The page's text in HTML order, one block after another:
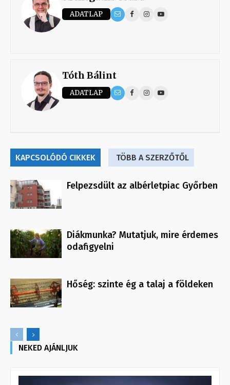
ADATLAP
Tóth Bálint
ADATLAP
KAPCSOLÓDÓ CIKKEK TÖBB A SZERZŐTŐL
Felpezsdült az albérletpiac Győrben
Diákmunka? Mutatjuk, mire érdemes
odafigyelni
Hőség: szinte ég a talaj a földeken
NEKED AJÁNLJUK